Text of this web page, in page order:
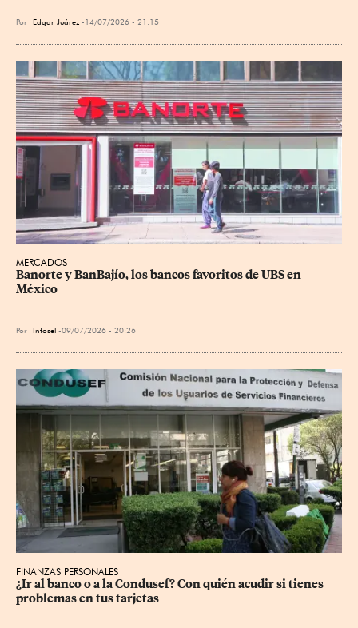
Por Edgar Juárez 14/07/2026 - 21:15
MERCADOS
Banorte y BanBajío, los bancos favoritos de UBS en
México
Por Infosel 09/07/2026 - 20:26
FINANZAS PERSONALES
¿Ir al banco o a la Condusef? Con quién acudir si tienes
problemas en tus tarjetas